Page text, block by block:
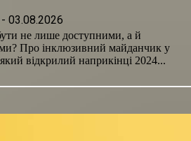
- 03.08.2026
не лише доступними, а й
Про інклюзивний майданчик у
відкрилий наприкінці 2024...